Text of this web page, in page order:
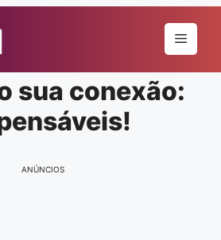
Menu
sua conexão:
ANÚNCIOS